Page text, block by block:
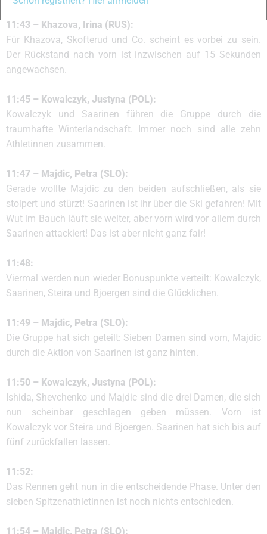
11:43 – Khazova, Irina (RUS):
Für Khazova, Skofterud und Co. scheint es vorbei zu sein.
Der Rückstand nach vorn ist inzwischen auf 15 Sekunden
angewachsen.
11:45 – Kowalczyk, Justyna (POL):
Kowalczyk und Saarinen führen die Gruppe durch die
traumhafte Winterlandschaft. Immer noch sind alle zehn
Athletinnen zusammen.
11:47 – Majdic, Petra (SLO):
Gerade wollte Majdic zu den beiden aufschließen, als sie
stolpert und stürzt! Saarinen ist ihr über die Ski gefahren! Mit
Wut im Bauch läuft sie weiter, aber vorn wird vor allem durch
Saarinen attackiert! Das ist aber nicht ganz fair!
11:48:
Viermal werden nun wieder Bonuspunkte verteilt: Kowalczyk,
Saarinen, Steira und Bjoergen sind die Glücklichen.
11:49 – Majdic, Petra (SLO):
Die Gruppe hat sich geteilt: Sieben Damen sind vorn, Majdic
durch die Aktion von Saarinen ist ganz hinten.
11:50 – Kowalczyk, Justyna (POL):
Ishida, Shevchenko und Majdic sind die drei Damen, die sich
nun scheinbar geschlagen geben müssen. Vorn ist
Kowalczyk vor Steira und Bjoergen. Saarinen hat sich bis auf
fünf zurückfallen lassen.
11:52:
Das Rennen geht nun in die entscheidende Phase. Unter den
sieben Spitzenathletinnen ist noch nichts entschieden.
11:54 – Majdic, Petra (SLO):